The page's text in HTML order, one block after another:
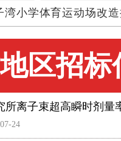
湾小学体育运动场改
区招标
所离子束超高瞬时剂
24